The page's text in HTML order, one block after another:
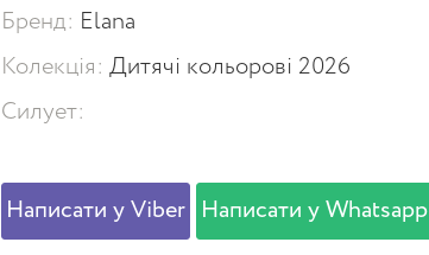
Бренд: Elana
Колекція:Дитячі кольорові 2026
Силует:
Написати у Viber Написати у Whatsapp